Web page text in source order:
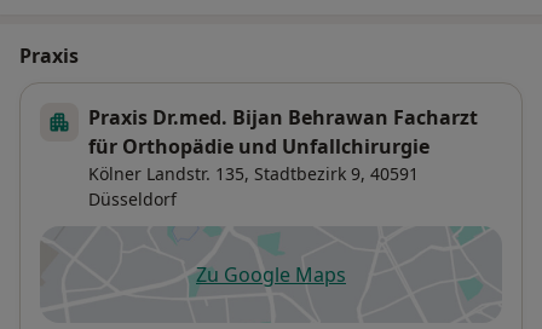
Praxis
Praxis Dr.med. Bijan Behrawan Facharzt
für Orthopädie und Unfallchirurgie
Kölner Landstr. 135, Stadtbezirk 9, 40591
Düsseldorf
Zu Google Mapsöffnet in einer neuen